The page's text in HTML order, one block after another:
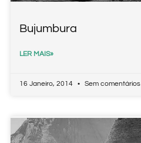
Bujumbura
LER MAIS»
16 Janeiro, 2014 Sem comentários